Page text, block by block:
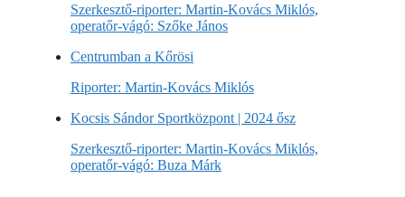
Szerkesztő-riporter: Martin-Kovács Miklós,
operatőr-vágó: Szőke János
Centrumban a Kőrösi
Riporter: Martin-Kovács Miklós
Kocsis Sándor Sportközpont | 2024 ősz
Szerkesztő-riporter: Martin-Kovács Miklós,
operatőr-vágó: Buza Márk